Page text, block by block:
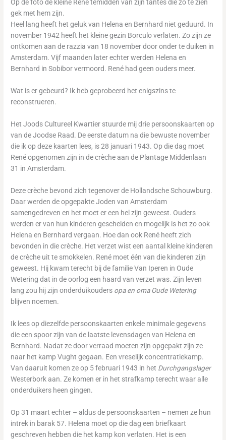
Op de foto de kleine René temidden van zijn tantes die zo te zien
gek met hem zijn.
Heel lang heeft het geluk van Helena en Bernhard niet geduurd. In
november 1942 heeft het kleine gezin Borculo verlaten. Zo zijn ze
ontkomen aan de razzia van 18 november door onder te duiken in
Amsterdam. Vijf maanden later echter werden Helena en
Bernhard in Sobibor vermoord. René had geen ouders meer.
Wat is er gebeurd? Ik heb geprobeerd het enigszins te
reconstrueren.
Het Joods Cultureel Kwartier stuurde mij drie persoonskaarten op
van de Joodse Raad. De eerste datum na die bewuste november
die ik op deze kaarten lees, is 28 januari 1943. Op die dag moet
René opgenomen zijn in de crèche aan de Plantage Middenlaan
31 in Amsterdam.
Deze crèche bevond zich tegenover de Hollandsche Schouwburg.
Daar werden de opgepakte Joden van Amsterdam
samengedreven en het moet er een hel zijn geweest. Ouders
werden er van hun kinderen gescheiden en mogelijk is het zo ook
Helena en Bernhard vergaan. Hoe dan ook René heeft zich
bevonden in die crèche. Het verzet wist een aantal kleine kinderen
de crèche uit te smokkelen. René moet één van die kinderen zijn
geweest. Hij kwam terecht bij de familie Van Iperen in Oude
Wetering dat in de oorlog een haard van verzet was. Zijn leven
lang zou hij zijn onderduikouders opa en oma Oude Wetering
blijven noemen.
Ik lees op diezelfde persoonskaarten enkele minimale gegevens
die een spoor zijn van de laatste levensdagen van Helena en
Bernhard. Nadat ze door verraad moeten zijn opgepakt zijn ze
naar het kamp Vught gegaan. Een vreselijk concentratiekamp.
Van daaruit komen ze op 5 februari 1943 in het Durchgangslager
Westerbork aan. Ze komen er in het strafkamp terecht waar alle
onderduikers heen gingen.
Op 31 maart echter – aldus de persoonskaarten – nemen ze hun
intrek in barak 57. Helena moet op die dag een briefkaart
geschreven hebben die het kamp kon verlaten. Het is een